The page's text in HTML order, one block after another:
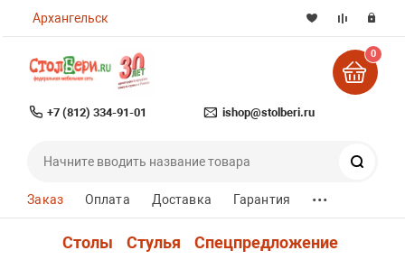
Архангельск
+7 (812) 334-91-01 ishop@stolberi.ru
0
Заказ Оплата Доставка Гарантия ...
Столы Стулья Спецпредложение